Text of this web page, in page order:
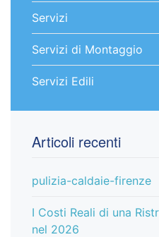
Servizi
Servizi di Montaggio
Servizi Edili
Articoli recenti
pulizia-caldaie-firenze
I Costi Reali di una
nel 2026